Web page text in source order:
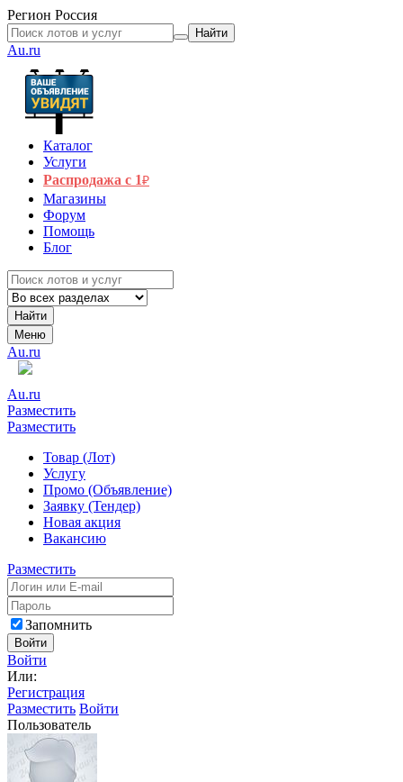
Регион Россия
Найти
Au.ru
Каталог
Услуги
Распродажа с 1₽
Магазины
Форум
Помощь
Блог
Найти
Меню
Au.ru
Au.ru
Разместить
Разместить
Товар (Лот)
Услугу
Промо (Объявление)
Заявку (Тендер)
Новая акция
Вакансию
Разместить
Запомнить
Войти
Войти
Или:
Регистрация
Разместить Войти
Пользователь